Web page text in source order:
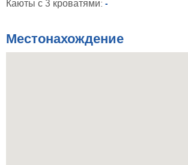
Каюты с 3 кроватями: -
Местонахождение